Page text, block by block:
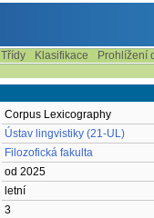
Třídy Klasifikace
Prohlížení
Corpus Lexicography
Ústav lingvistiky (21-UL)
Filozofická fakulta
od 2025
letní
3